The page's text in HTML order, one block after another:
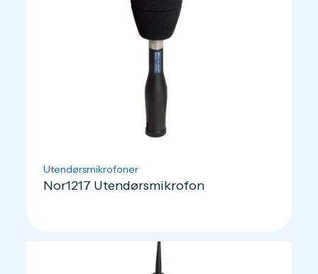
Utendørsmikrofoner
Nor1217 Utendørsmikrofon